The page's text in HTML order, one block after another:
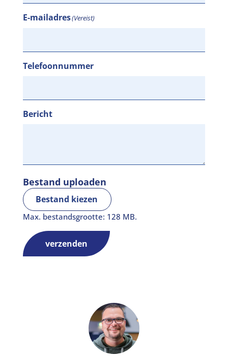
E-mailadres(Vereist)
Telefoonnummer
Bericht
Bestand kiezen
Max. bestandsgrootte: 128 MB.
Bestand uploaden
verzenden